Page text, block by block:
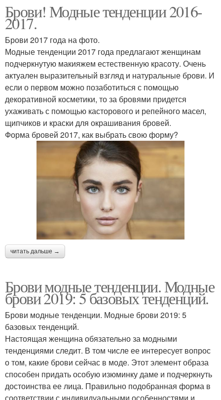
Брови! Модные тенденции 2016-
2017.
Брови 2017 года на фото.
Модные тенденции 2017 года предлагают женщинам
подчеркнутую макияжем естественную красоту. Очень
актуален выразительный взгляд и натуральные брови. И
если о первом можно позаботиться с помощью
декоративной косметики, то за бровями придется
ухаживать с помощью касторового и репейного масел,
щипчиков и краски для окрашивания бровей.
Форма бровей 2017, как выбрать свою форму?
читать дальше →
Брови модные тенденции. Модные
брови 2019: 5 базовых тенденций.
Брови модные тенденции. Модные брови 2019: 5
базовых тенденций.
Настоящая женщина обязательно за модными
тенденциями следит. В том числе ее интересует вопрос
о том, какие брови сейчас в моде. Этот элемент образа
способен придать особую изюминку даме и подчеркнуть
достоинства ее лица. Правильно подобранная форма в